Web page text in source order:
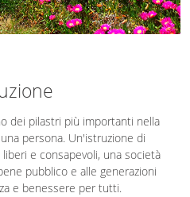
dei pilastri più importanti nella
persona. Un'istruzione di
e consapevoli, una società
pubblico e alle generazioni
e benessere per tutti.